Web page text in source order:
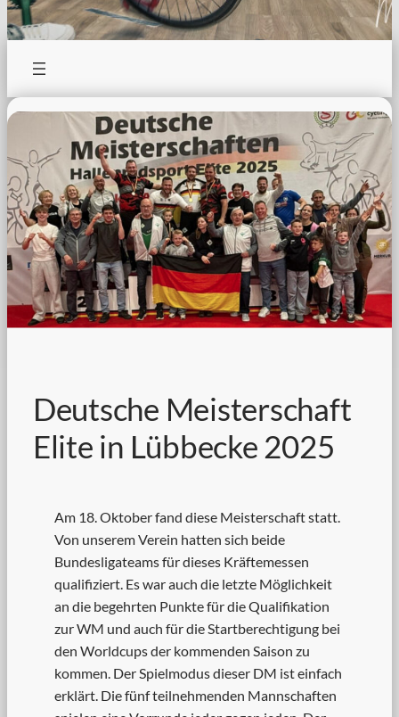
Deutsche Meisterschaft
Elite in Lübbecke 2025
Am 18. Oktober fand diese Meisterschaft statt.
Von unserem Verein hatten sich beide
Bundesligateams für dieses Kräftemessen
qualifiziert. Es war auch die letzte Möglichkeit
an die begehrten Punkte für die Qualifikation
zur WM und auch für die Startberechtigung bei
den Worldcups der kommenden Saison zu
kommen. Der Spielmodus dieser DM ist einfach
erklärt. Die fünf teilnehmenden Mannschaften